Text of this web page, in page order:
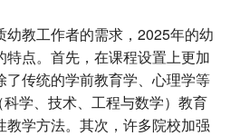
教工作者的需求，2025年的幼
点。首先，在课程设置上更加
传统的学前教育学、心理学等
学、技术、工程与数学）教育
学方法。其次，许多院校加强